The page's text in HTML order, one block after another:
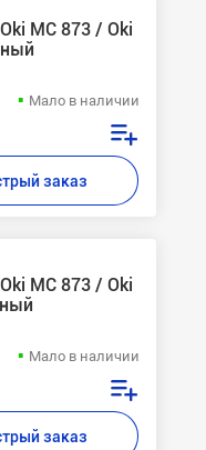
MC 873 / Oki
Мало в наличии
заказ
MC 873 / Oki
Мало в наличии
заказ